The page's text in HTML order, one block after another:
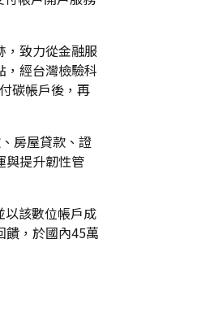
，致力從金融服
，經台灣檢驗科
碳帳戶後，再
房屋貸款、證
與提升韌性管
以該數位帳戶成
饋，於國內45萬